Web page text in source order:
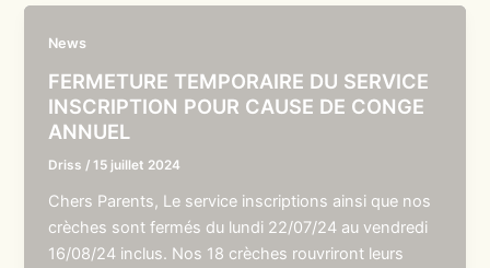
News
FERMETURE TEMPORAIRE DU SERVICE
INSCRIPTION POUR CAUSE DE CONGE
ANNUEL
Driss /15 juillet 2024
Chers Parents, Le service inscriptions ainsi que nos
crèches sont fermés du lundi 22/07/24 au vendredi
16/08/24 inclus. Nos 18 crèches rouvriront leurs